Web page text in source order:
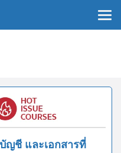
ญชี และเอกสารที่
×